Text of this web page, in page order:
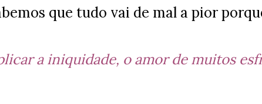
que tudo vai de mal a pior
a iniquidade, o amor de muitos